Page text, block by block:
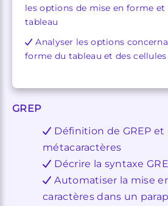
les options de mise en forme et
tableau
Analyser les options
forme du tableau et des cellules
GREP
Définition de GREP
métacaractères
Décrire la syntaxe
Automatiser la mise
caractères dans un